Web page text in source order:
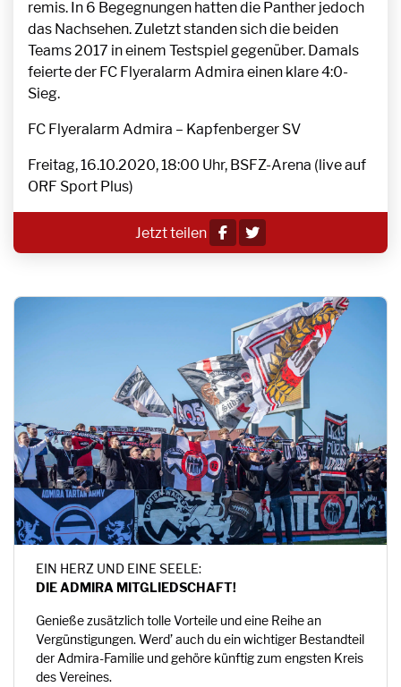
remis. In 6 Begegnungen hatten die Panther jedoch
das Nachsehen. Zuletzt standen sich die beiden
Teams 2017 in einem Testspiel gegenüber. Damals
feierte der FC Flyeralarm Admira einen klare 4:0-
Sieg.
FC Flyeralarm Admira – Kapfenberger SV
Freitag, 16.10.2020, 18:00 Uhr, BSFZ-Arena (live auf
ORF Sport Plus)
Jetzt teilen
EIN HERZ UND EINE SEELE:
DIE ADMIRA MITGLIEDSCHAFT!
Genieße zusätzlich tolle Vorteile und eine Reihe an
Vergünstigungen. Werd’ auch du ein wichtiger Bestandteil
der Admira-Familie und gehöre künftig zum engsten Kreis
des Vereines.